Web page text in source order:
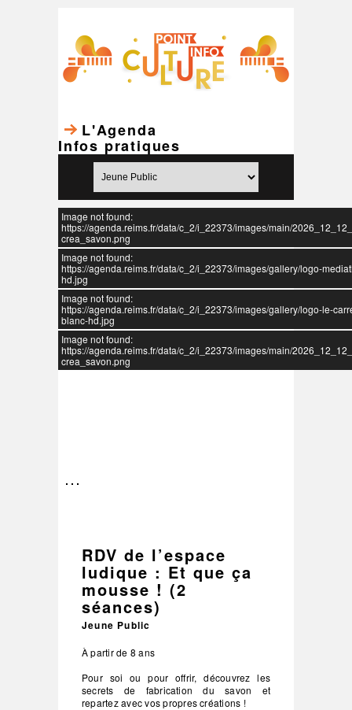
L'Agenda
Infos pratiques
Image not found:
https://agenda.reims.fr/data/c_2/i_22373/images/main/
crea_savon.png
Image not found:
https://agenda.reims.fr/data/c_2/i_22373/images/gallery/logo-
hd.jpg
Image not found:
https://agenda.reims.fr/data/c_2/i_22373/images/gallery/logo-le-
blanc-hd.jpg
Image not found:
https://agenda.reims.fr/data/c_2/i_22373/images/main/
crea_savon.png
RDV de l’espace
ludique : Et que ça
mousse ! (2
séances)
Jeune Public
À partir de 8 ans
Pour soi ou pour offrir, découvrez les
secrets de fabrication du savon et
repartez avec vos propres créations !